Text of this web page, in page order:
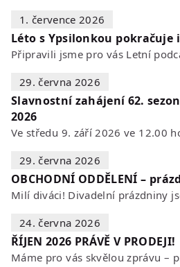
1. července 2026
Léto s Ypsilonkou pokračuje
29. června 2026
Slavnostní zahájení 62.
2026
29. června 2026
OBCHODNÍ ODDĚLENÍ –
24. června 2026
ŘÍJEN 2026 PRÁVĚ V PRODEJI!